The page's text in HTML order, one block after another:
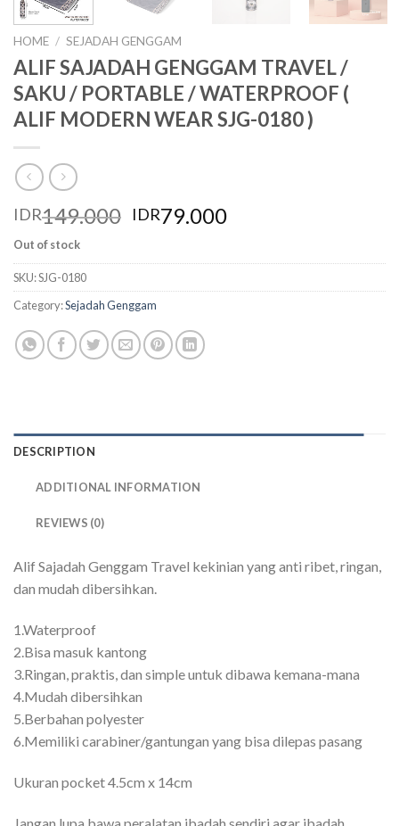
HOME / SEJADAH GENGGAM
ALIF SAJADAH GENGGAM TRAVEL /
SAKU / PORTABLE / WATERPROOF (
ALIF MODERN WEAR SJG-0180 )
IDR149.000 IDR79.000
Out of stock
SKU:SJG-0180
Category:Sejadah Genggam
DESCRIPTION
ADDITIONAL INFORMATION
REVIEWS (0)
Alif Sajadah Genggam Travel kekinian yang anti ribet, ringan,
dan mudah dibersihkan.
1.Waterproof
2.Bisa masuk kantong
3.Ringan, praktis, dan simple untuk dibawa kemana-mana
4.Mudah dibersihkan
5.Berbahan polyester
6.Memiliki carabiner/gantungan yang bisa dilepas pasang
Ukuran pocket 4.5cm x 14cm
Jangan lupa bawa peralatan ibadah sendiri agar ibadah